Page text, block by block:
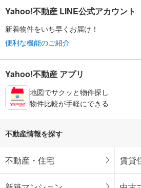
Yahoo!不動産 LINE公式アカウント
新着物件をいち早くお届け！
便利な機能のご紹介
Yahoo!不動産 アプリ
地図でサクッと物件探し
物件比較が手軽にできる
不動産情報を探す
不動産・住宅 賃貸